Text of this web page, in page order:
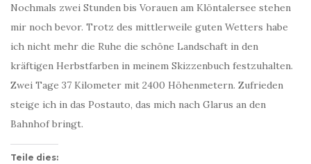
Nochmals zwei Stunden bis Vorauen am Klöntalersee stehen
mir noch bevor. Trotz des mittlerweile guten Wetters habe
ich nicht mehr die Ruhe die schöne Landschaft in den
kräftigen Herbstfarben in meinem Skizzenbuch festzuhalten.
Zwei Tage 37 Kilometer mit 2400 Höhenmetern. Zufrieden
steige ich in das Postauto, das mich nach Glarus an den
Bahnhof bringt.
Teile dies: